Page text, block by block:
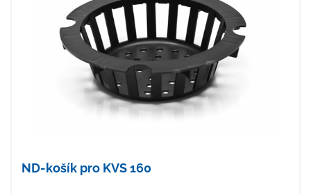
ND-košík pro KVS 160